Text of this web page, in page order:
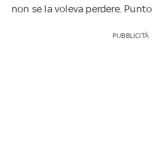
non se la voleva perdere. Punto.
PUBBLICITÀ